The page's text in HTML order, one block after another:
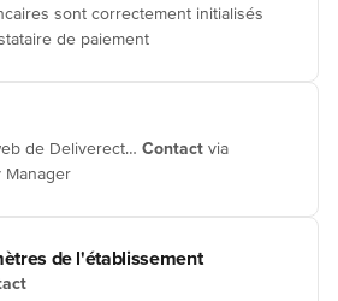
sont correctement initialisés
de paiement
de Deliverect… Contact via
Manager
de l'établissement